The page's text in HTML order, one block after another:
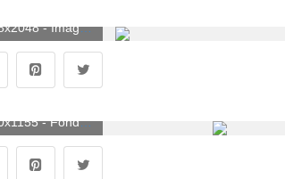
2048x2048 - Imagen tropical: descargue la mejor HD en digitalimagemakerworld.com. Fondo de pantalla tropicales.
1730x1155 - Fondo de pantalla tropical 1730x1155. Imágen tropicales.